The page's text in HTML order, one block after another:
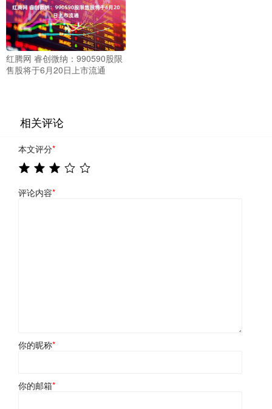
红腾网 睿创微纳：990590股限
售股将于6月20日上市流通
相关评论
本文评分*
评论内容*
你的昵称*
你的邮箱*